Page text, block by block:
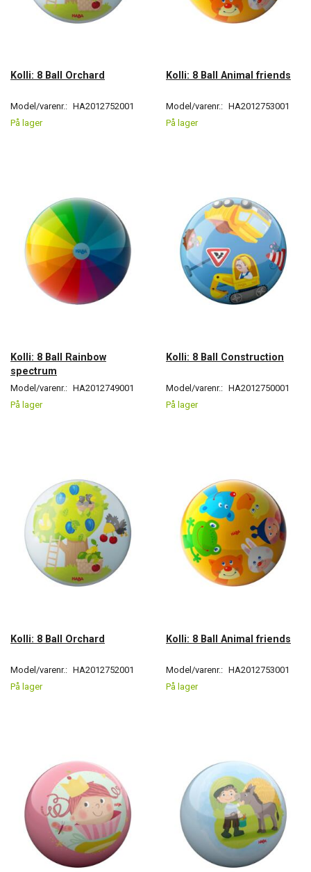
Kolli: 8 Ball Orchard
Model/varenr.: HA2012752001
På lager
Kolli: 8 Ball Animal friends
Model/varenr.: HA2012753001
På lager
Kolli: 8 Ball Rainbow
spectrum
Model/varenr.: HA2012749001
På lager
Kolli: 8 Ball Construction
Model/varenr.: HA2012750001
På lager
Kolli: 8 Ball Orchard
Model/varenr.: HA2012752001
På lager
Kolli: 8 Ball Animal friends
Model/varenr.: HA2012753001
På lager